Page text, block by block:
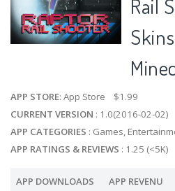
Rail
APP STORE: App Store $1.99
CURRENT VERSION : 1.0(2016-02-02)
APP CATEGORIES : Games,
APP RATINGS & REVIEWS : 1.25 (<5K)
APP DOWNLOADS
APP REVENU